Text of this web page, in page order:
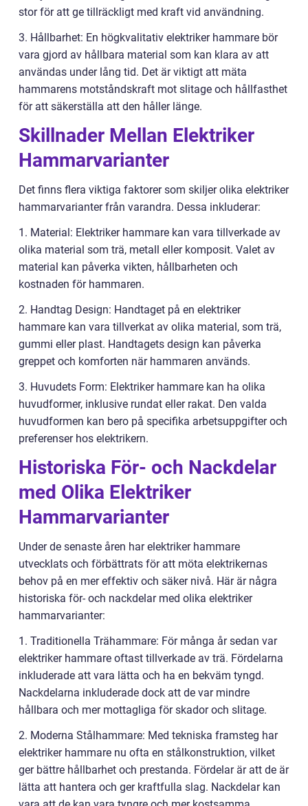
stor för att ge tillräckligt med kraft vid användning.
3. Hållbarhet: En högkvalitativ elektriker hammare bör
vara gjord av hållbara material som kan klara av att
användas under lång tid. Det är viktigt att mäta
hammarens motståndskraft mot slitage och hållfasthet
för att säkerställa att den håller länge.
Skillnader Mellan Elektriker
Hammarvarianter
Det finns flera viktiga faktorer som skiljer olika elektriker
hammarvarianter från varandra. Dessa inkluderar:
1. Material: Elektriker hammare kan vara tillverkade av
olika material som trä, metall eller komposit. Valet av
material kan påverka vikten, hållbarheten och
kostnaden för hammaren.
2. Handtag Design: Handtaget på en elektriker
hammare kan vara tillverkat av olika material, som trä,
gummi eller plast. Handtagets design kan påverka
greppet och komforten när hammaren används.
3. Huvudets Form: Elektriker hammare kan ha olika
huvudformer, inklusive rundat eller rakat. Den valda
huvudformen kan bero på specifika arbetsuppgifter och
preferenser hos elektrikern.
Historiska För- och Nackdelar
med Olika Elektriker
Hammarvarianter
Under de senaste åren har elektriker hammare
utvecklats och förbättrats för att möta elektrikernas
behov på en mer effektiv och säker nivå. Här är några
historiska för- och nackdelar med olika elektriker
hammarvarianter:
1. Traditionella Trähammare: För många år sedan var
elektriker hammare oftast tillverkade av trä. Fördelarna
inkluderade att vara lätta och ha en bekväm tyngd.
Nackdelarna inkluderade dock att de var mindre
hållbara och mer mottagliga för skador och slitage.
2. Moderna Stålhammare: Med tekniska framsteg har
elektriker hammare nu ofta en stålkonstruktion, vilket
ger bättre hållbarhet och prestanda. Fördelar är att de är
lätta att hantera och ger kraftfulla slag. Nackdelar kan